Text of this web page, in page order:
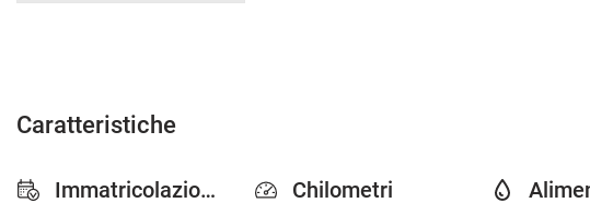
Caratteristiche
Immatricolazione Chilometri